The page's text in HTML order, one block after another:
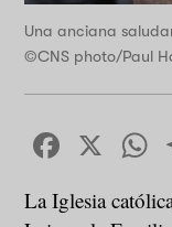
Una anciana
©CNS photo/Paul
X
La Iglesia